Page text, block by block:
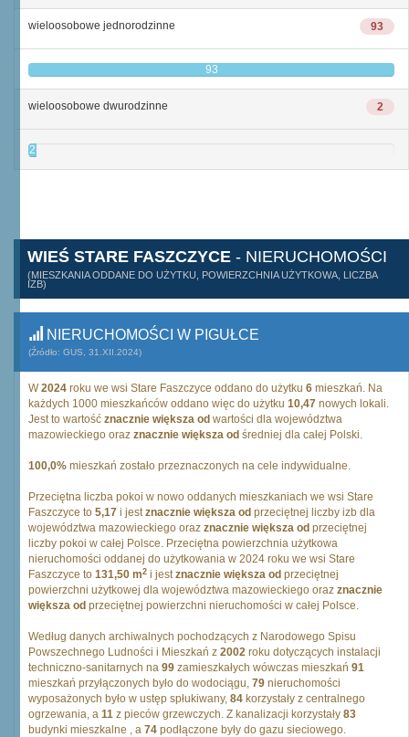
93
wieloosobowe jednorodzinne
93
2
wieloosobowe dwurodzinne
2
WIEŚ STARE FASZCZYCE - NIERUCHOMOŚCI
(MIESZKANIA ODDANE DO UŻYTKU, POWIERZCHNIA UŻYTKOWA, LICZBA
IZB)
NIERUCHOMOŚCI W PIGUŁCE
(Źródło: GUS, 31.XII.2024)
W2024 roku we wsi Stare Faszczyce oddano do użytku 6 mieszkań. Na
każdych 1000 mieszkańców oddano więc do użytku 10,47 nowych lokali.
Jest to wartość znacznie większa od wartości dla województwa
mazowieckiego oraz znacznie większa od średniej dla całej Polski.
100,0% mieszkań zostało przeznaczonych na cele indywidualne.
Przeciętna liczba pokoi w nowo oddanych mieszkaniach we wsi Stare
Faszczyce to 5,17 i jestznacznie większa od przeciętnej liczby izb dla
województwa mazowieckiego oraz znacznie większa od przeciętnej
liczby pokoi w całej Polsce. Przeciętna powierzchnia użytkowa
nieruchomości oddanej do użytkowania w 2024 roku we wsi Stare
Faszczyce to 131,50 m2 i jestznacznie większa od przeciętnej
powierzchni użytkowej dla województwa mazowieckiego oraz znacznie
większa od przeciętnej powierzchni nieruchomości w całej Polsce.
Według danych archiwalnych pochodzących z Narodowego Spisu
Powszechnego Ludności i Mieszkań z 2002 roku dotyczących instalacji
techniczno-sanitarnych na 99 zamieszkałych wówczas mieszkań 91
mieszkań przyłączonych było do wodociągu, 79 nieruchomości
wyposażonych było w ustęp spłukiwany, 84 korzystały z centralnego
ogrzewania, a 11 z pieców grzewczych. Z kanalizacji korzystały 83
budynki mieszkalne , a 74 podłączone były do gazu sieciowego.